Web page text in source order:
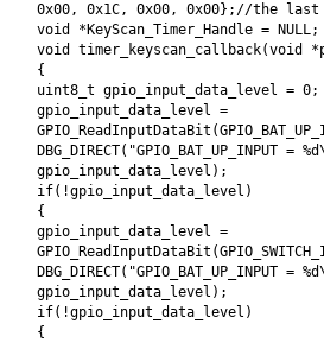
0x00, 0x1C, 0x00, 0x00};//the
void *KeyScan_Timer_Handle = NULL;
void timer_keyscan_callback(void
{
uint8_t gpio_input_data_level = 0;
gpio_input_data_level =
DBG_DIRECT("GPIO_BAT_UP_INPUT =
gpio_input_data_level);
if(!gpio_input_data_level)
{
gpio_input_data_level =
DBG_DIRECT("GPIO_BAT_UP_INPUT =
gpio_input_data_level);
if(!gpio_input_data_level)
{